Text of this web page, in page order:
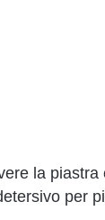
la
per